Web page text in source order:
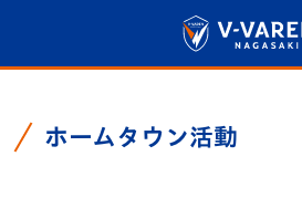
ホームタウン活動